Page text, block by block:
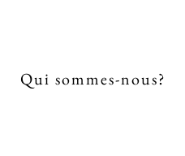
Qui sommes-nous?